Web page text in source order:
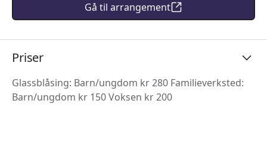
Gå til arrangement
Priser
Glassblåsing: Barn/ungdom kr 280 Familieverksted:
Barn/ungdom kr 150 Voksen kr 200